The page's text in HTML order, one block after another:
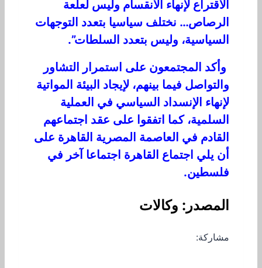
الاقتراع لإنهاء الانقسام وليس لعلعة
الرصاص… نختلف سياسيا بتعدد التوجهات
السياسية، وليس بتعدد السلطات”.
وأكد المجتمعون على استمرار التشاور
والتواصل فيما بينهم، لإيجاد البيئة المواتية
لإنهاء الإنسداد السياسي في العملية
السلمية، كما اتفقوا على عقد اجتماعهم
القادم في العاصمة المصرية القاهرة على
أن يلي اجتماع القاهرة اجتماعا آخر في
فلسطين.
المصدر: وكالات
مشاركة: